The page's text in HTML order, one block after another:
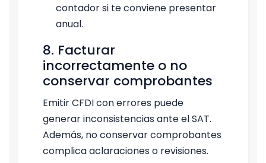
contador si te conviene presentar
anual.
8. Facturar
incorrectamente o no
conservar comprobantes
Emitir CFDI con errores puede
generar inconsistencias ante el SAT.
Además, no conservar comprobantes
complica aclaraciones o revisiones.